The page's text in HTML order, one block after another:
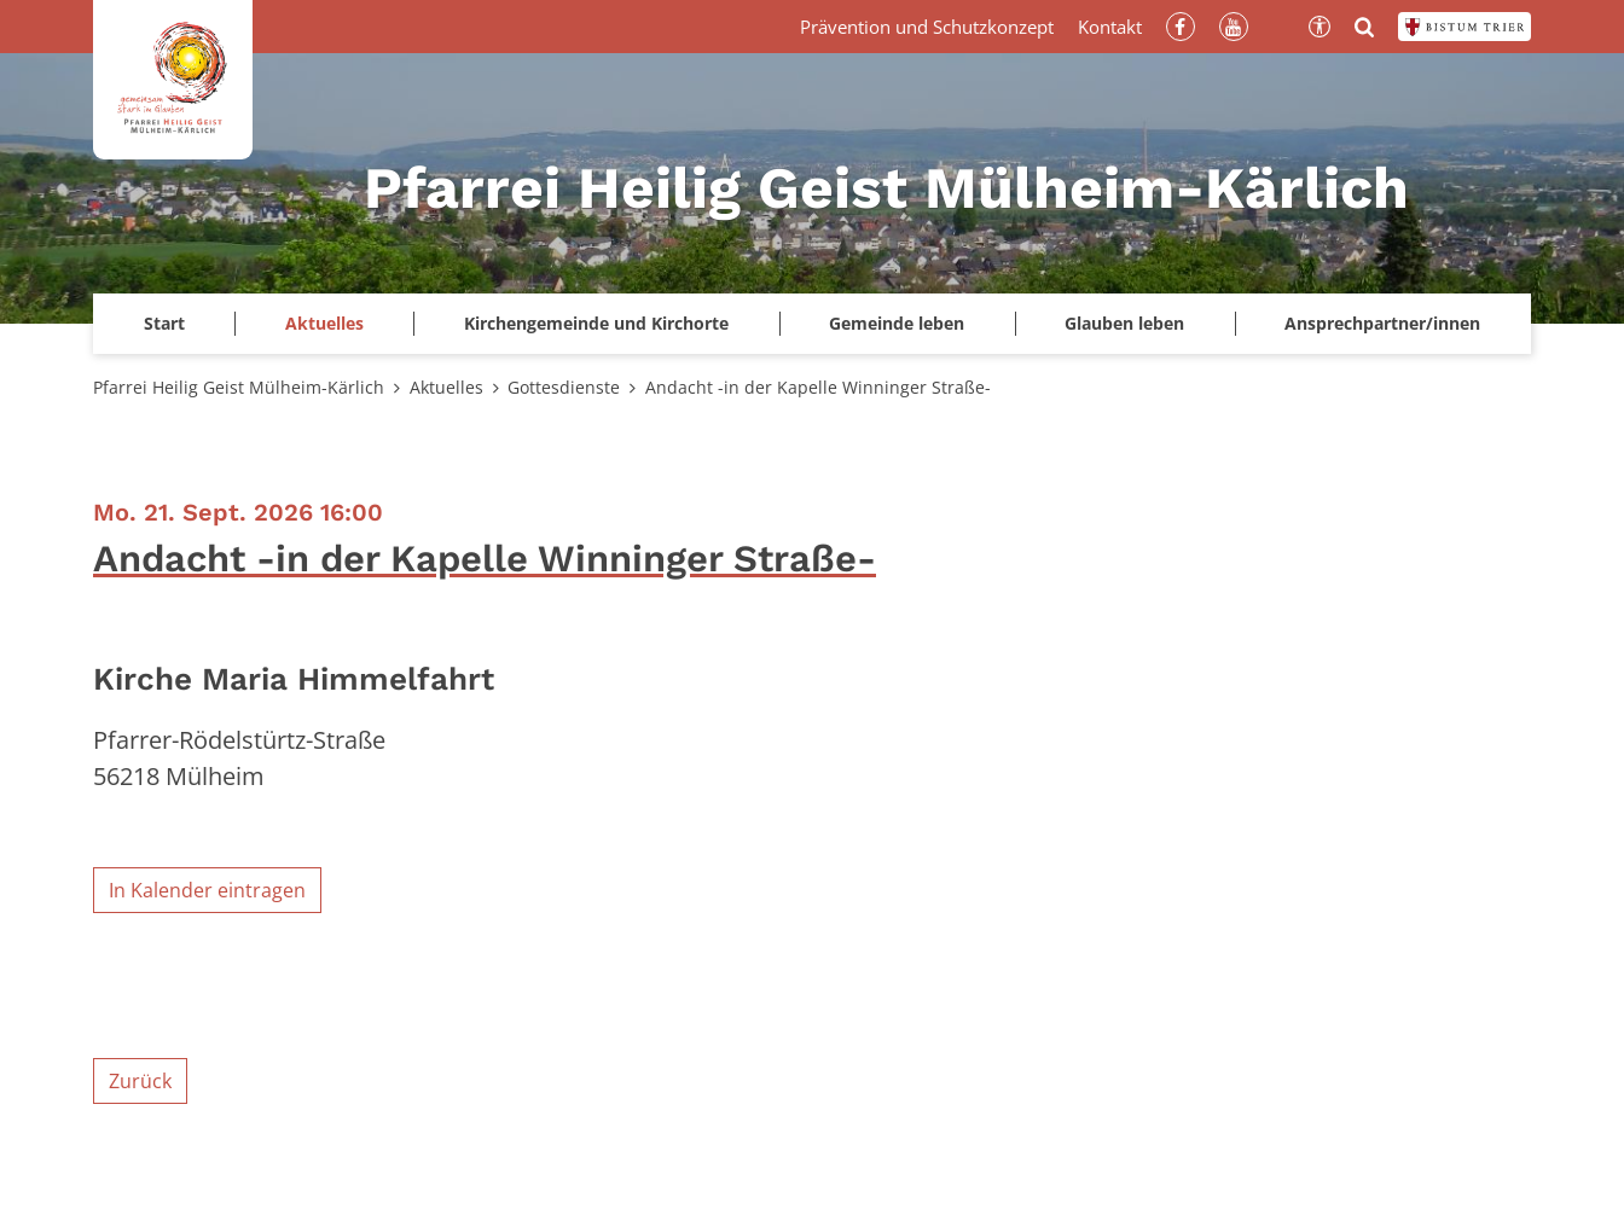
Pfarrei Heilig Geist Mülheim-Kärlich
Start Aktuelles Kirchengemeinde und Kirchorte Gemeinde leben Glauben leben Ansprechpartner/innen
Prävention und Schutzkonzept Kontakt
Pfarrei Heilig Geist Mülheim-Kärlich Aktuelles Gottesdienste Andacht -in der Kapelle Winninger Straße-
Mo. 21. Sept. 2026 16:00
Andacht -in der Kapelle Winninger Straße-
Kirche Maria Himmelfahrt
Pfarrer-Rödelstürtz-Straße
56218 Mülheim
In Kalender eintragen
Zurück